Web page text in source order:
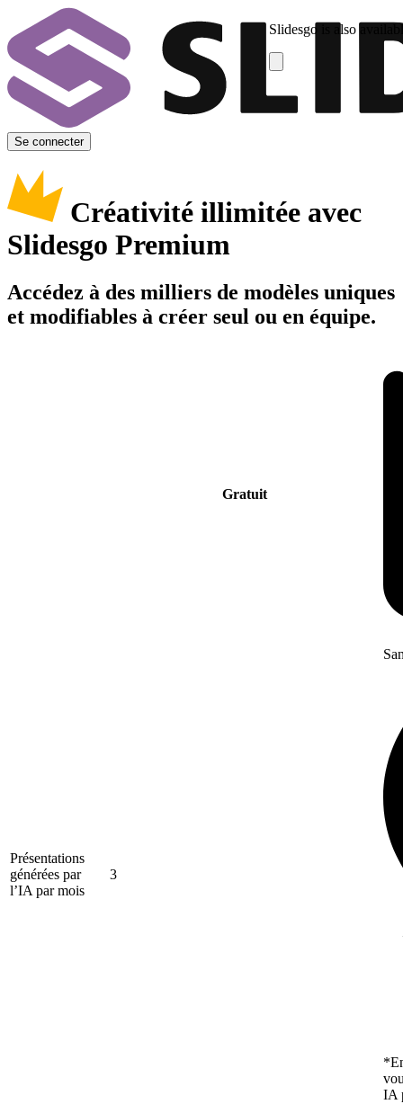
Slidesgo is also
Se connecter
Créativité illimitée avec
Slidesgo Premium
Accédez à des milliers de modèles uniques
et modifiables à créer seul ou en équipe.
Gratuit
Présentations
générées par
l’IA par mois
3
IA